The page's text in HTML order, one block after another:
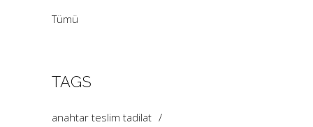
Tümü
TAGS
anahtar teslim tadilat